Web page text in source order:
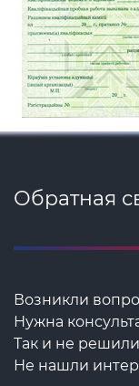
Обратная
Возникли
Нужна
Так и не
Не нашли